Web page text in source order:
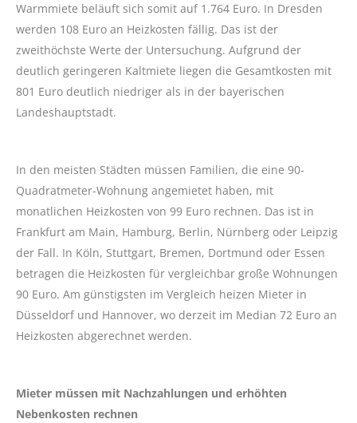
Warmmiete beläuft sich somit auf 1.764 Euro. In Dresden
werden 108 Euro an Heizkosten fällig. Das ist der
zweithöchste Werte der Untersuchung. Aufgrund der
deutlich geringeren Kaltmiete liegen die Gesamtkosten mit
801 Euro deutlich niedriger als in der bayerischen
Landeshauptstadt.
In den meisten Städten müssen Familien, die eine 90-
Quadratmeter-Wohnung angemietet haben, mit
monatlichen Heizkosten von 99 Euro rechnen. Das ist in
Frankfurt am Main, Hamburg, Berlin, Nürnberg oder Leipzig
der Fall. In Köln, Stuttgart, Bremen, Dortmund oder Essen
betragen die Heizkosten für vergleichbar große Wohnungen
90 Euro. Am günstigsten im Vergleich heizen Mieter in
Düsseldorf und Hannover, wo derzeit im Median 72 Euro an
Heizkosten abgerechnet werden.
Mieter müssen mit Nachzahlungen und erhöhten
Nebenkosten rechnen